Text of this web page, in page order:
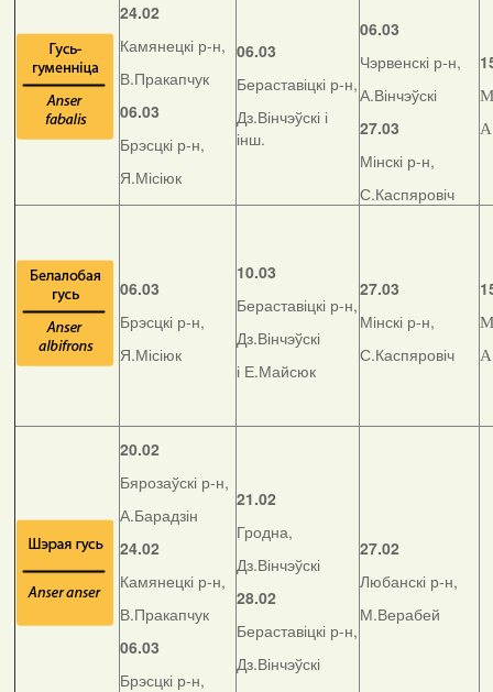
24.02
Камянецкі р-н,
В.Пракапчук
06.03
Брэсцкі р-н,
Я.Місіюк
06.03
Бераставіцкі р-н,
Дз.Вінчэўскі і
інш.
06.03
Чэрвенскі р-н,
А.Вінчэўскі
27.03
Мінскі р-н,
С.Каспяровіч
06.03
Брэсцкі р-н,
Я.Місіюк
10.03
Бераставіцкі р-н,
Дз.Вінчэўскі
і Е.Майсюк
27.03
Мінскі р-н,
С.Каспяровіч
20.02
Бярозаўскі р-н,
А.Барадзін
24.02
Камянецкі р-н,
В.Пракапчук
06.03
Брэсцкі р-н,
21.02
Гродна,
Дз.Вінчэўскі
28.02
Бераставіцкі р-н,
Дз.Вінчэўскі
27.02
Любанскі р-н,
М.Верабей